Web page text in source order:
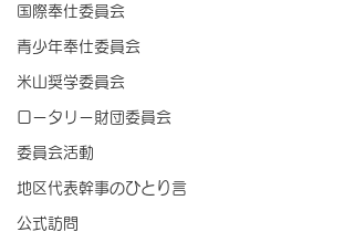
国際奉仕委員会
青少年奉仕委員会
米山奨学委員会
ロータリー財団委員会
委員会活動
地区代表幹事のひとり言
公式訪問